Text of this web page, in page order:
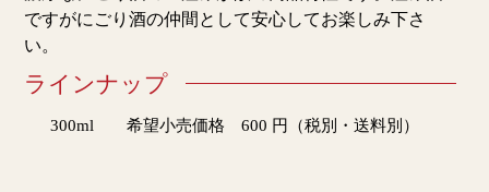
ですがにごり酒の仲間として安心してお楽しみ下さ
い。
ラインナップ
300ml 希望小売価格 600 円（税別・送料別）